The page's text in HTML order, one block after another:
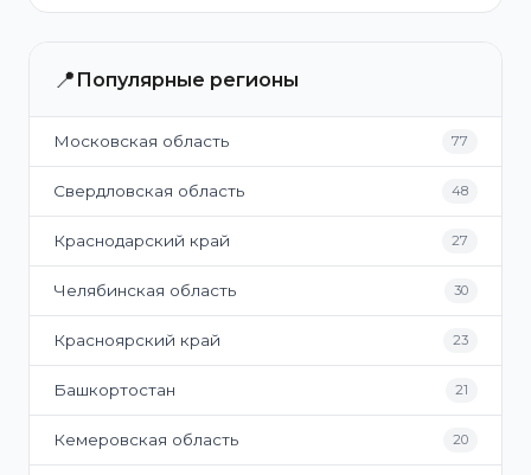
📍 Популярные регионы
Московская область 77
Свердловская область 48
Краснодарский край 27
Челябинская область 30
Красноярский край 23
Башкортостан 21
Кемеровская область 20